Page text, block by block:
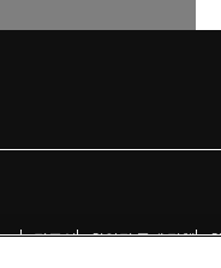
접근성 취약점 공개 정책